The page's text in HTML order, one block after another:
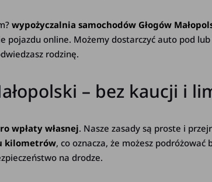
wypożyczalnia samochodów Głogów
online. Możemy dostarczyć auto pod
rodzinę.
– bez kaucji i
wpłaty własnej. Nasze zasady są proste i
kilometrów, co oznacza, że możesz
na drodze.